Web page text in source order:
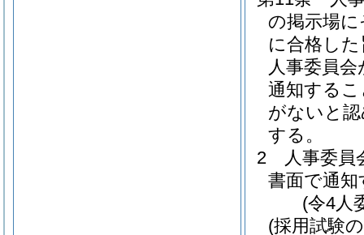
の掲示場
に合格し
人事委員
通知する
がないと
する。
2
人事委
書面で通
(令4人
(採用試験